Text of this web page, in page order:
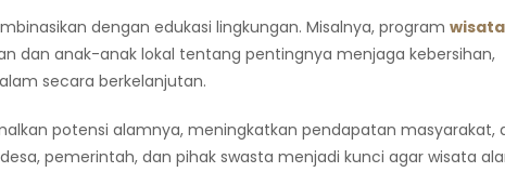
dengan edukasi lingkungan. Misalnya, program wisata
dan anak-anak lokal tentang pentingnya menjaga kebersihan,
secara berkelanjutan.
potensi alamnya, meningkatkan pendapatan masyarakat,
pemerintah, dan pihak swasta menjadi kunci agar wisata